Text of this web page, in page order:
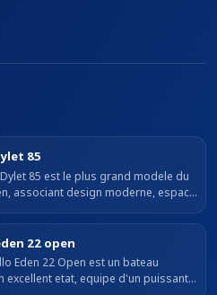
85
85 est le plus grand modele du
associant design moderne, espace
tout et un bau...
22 open
Eden 22 Open est un bateau
excellent etat, equipe d'un puissant